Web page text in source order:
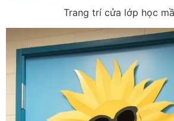
Trang trí cửa lớp học